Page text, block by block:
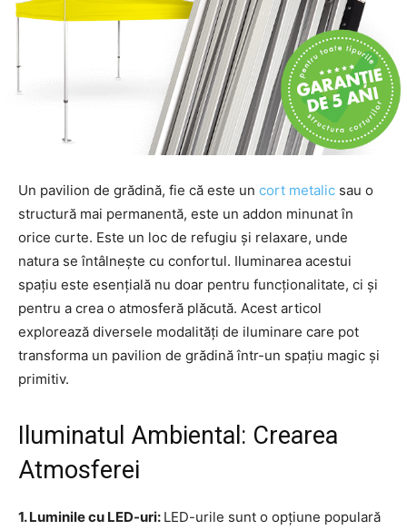
Un pavilion de grădină, fie că este un cort metalic sau o
structură mai permanentă, este un addon minunat în
orice curte. Este un loc de refugiu și relaxare, unde
natura se întâlnește cu confortul. Iluminarea acestui
spațiu este esențială nu doar pentru funcționalitate, ci și
pentru a crea o atmosferă plăcută. Acest articol
explorează diversele modalități de iluminare care pot
transforma un pavilion de grădină într-un spațiu magic și
primitiv.
Iluminatul Ambiental: Crearea
Atmosferei
1. Luminile cu LED-uri: LED-urile sunt o opțiune populară